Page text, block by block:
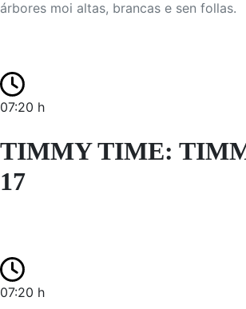
árbores moi altas, brancas e sen follas.
07:20 h
TIMMY TIME:
17
07:20 h